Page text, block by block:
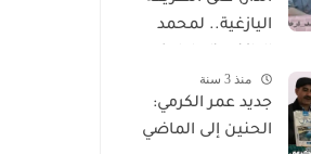
اليازغية.. لمحمد
منذ 3 سنة
جديد عمر الكرمي:
الحنين إلى الماضي